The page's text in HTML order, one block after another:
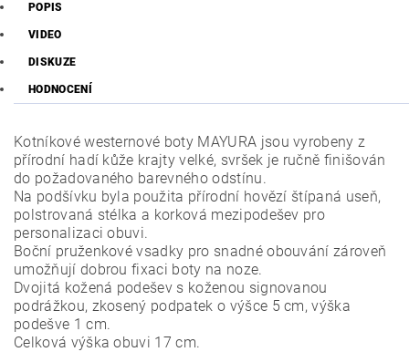
POPIS
VIDEO
DISKUZE
HODNOCENÍ
Kotníkové westernové boty MAYURA jsou vyrobeny z
přírodní hadí kůže krajty velké, svršek je ručně finišován
do požadovaného barevného odstínu.
Na podšívku byla použita přírodní hovězí štípaná useň,
polstrovaná stélka a korková mezipodešev pro
personalizaci obuvi.
Boční pruženkové vsadky pro snadné obouvání zároveň
umožňují dobrou fixaci boty na noze.
Dvojitá kožená podešev s koženou signovanou
podrážkou, zkosený podpatek o výšce 5 cm, výška
podešve 1 cm.
Celková výška obuvi 17 cm.